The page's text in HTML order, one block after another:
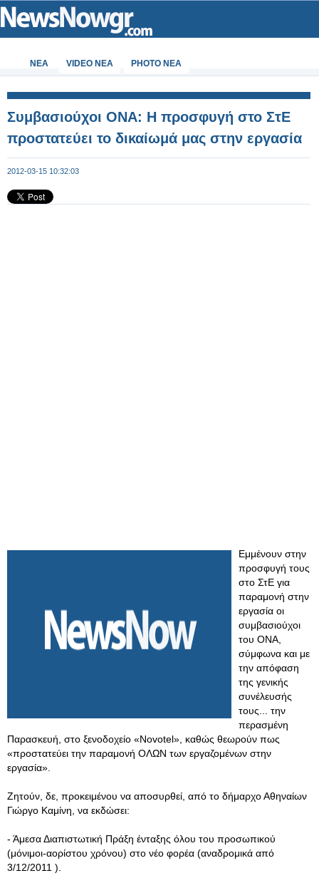
ΝΕΑ VIDEO NEA PHOTO NEA
Συμβασιούχοι ΟΝΑ: Η προσφυγή στο ΣτΕ
προστατεύει το δικαίωμά μας στην εργασία
2012-03-15 10:32:03
Εμμένουν στην
προσφυγή τους
στο ΣτΕ για
παραμονή στην
εργασία οι
συμβασιούχοι
του ΟΝΑ,
σύμφωνα και με
την απόφαση
της γενικής
συνέλευσής
τους... την
περασμένη
Παρασκευή, στο ξενοδοχείο «Novotel», καθώς θεωρούν πως
«προστατεύει την παραμονή ΟΛΩΝ των εργαζομένων στην
εργασία».
Ζητούν, δε, προκειμένου να αποσυρθεί, από το δήμαρχο Αθηναίων
Γιώργο Καμίνη, να εκδώσει:
- Άμεσα Διαπιστωτική Πράξη ένταξης όλου του προσωπικού
(μόνιμοι-αορίστου χρόνου) στο νέο φορέα (αναδρομικά από
3/12/2011 ).